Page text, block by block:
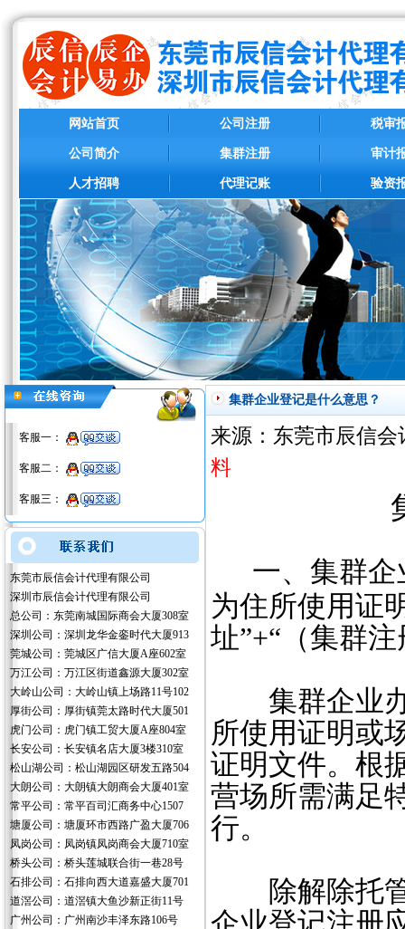
网站首页
公司简介
人才招聘
公司注册
集群注册
代理记账
税审
审计
验资
客服一：
客服二：
客服三：
东莞市辰信会计代理有限公司
深圳市辰信会计代理有限公司
总公司：东莞南城国际商会大厦308室
深圳公司：深圳龙华金銮时代大厦913
莞城公司：莞城区广信大厦A座602室
万江公司：万江区街道鑫源大厦302室
大岭山公司：大岭山镇上场路11号102
厚街公司：厚街镇莞太路时代大厦501
虎门公司：虎门镇工贸大厦A座804室
长安公司：长安镇名店大厦3楼310室
松山湖公司：松山湖园区研发五路504
大朗公司：大朗镇大朗商会大厦401室
常平公司：常平百司汇商务中心1507
塘厦公司：塘厦环市西路广盈大厦706
凤岗公司：凤岗镇凤岗商会大厦710室
桥头公司：桥头莲城联合街一巷28号
石排公司：石排向西大道嘉盛大厦701
道滘公司：道滘镇大鱼沙新正街11号
广州公司：广州南沙丰泽东路106号
集群企业登记是什么意思？
来源：东莞市辰信
料
一、集群
为住所使用证
址”+“（集群
集群企业办
所使用证明或
证明文件。根
营场所需满足
行。
除解除托管